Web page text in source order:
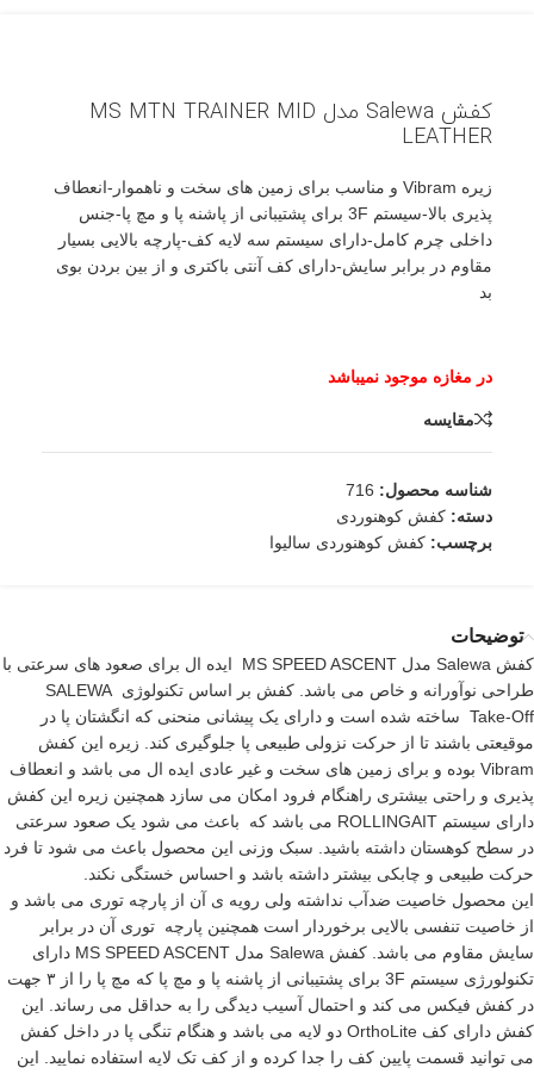
کفش Salewa مدل MS MTN TRAINER MID
LEATHER
زیره Vibram و مناسب برای زمین های سخت و ناهموار-انعطاف
پذیری بالا-سیستم 3F برای پشتیبانی از پاشنه پا و مچ پا-جنس
داخلی چرم کامل-دارای سیستم سه لایه کف-پارچه بالایی بسیار
مقاوم در برابر سایش-دارای کف آنتی باکتری و از بین بردن بوی
بد
مقایسه
شناسه محصول: 716
دسته: کفش کوهنوردی
برچسب: کفش کوهنوردی سالیوا
توضیحات
کفش Salewa مدل MS SPEED ASCENT ایده ال برای صعود های سرعتی با
طراحی نوآورانه و خاص می باشد. کفش بر اساس تکنولوژی SALEWA
Take-Off ساخته شده است و دارای یک پیشانی منحنی که انگشتان پا در
موقیعتی باشند تا از حرکت نزولی طبیعی پا جلوگیری کند. زیره این کفش
Vibram بوده و برای زمین های سخت و غیر عادی ایده ال می باشد و انعطاف
پذیری و راحتی بیشتری راهنگام فرود امکان می سازد همچنین زیره این کفش
دارای سیستم ROLLINGAIT می باشد که باعث می شود یک صعود سرعتی
در سطح کوهستان داشته باشید. سبک وزنی این محصول باعث می شود تا فرد
حرکت طبیعی و چابکی بیشتر داشته باشد و احساس خستگی نکند.
این محصول خاصیت ضدآب نداشته ولی رویه ی آن از پارچه توری می باشد و
از خاصیت تنفسی بالایی برخوردار است همچنین پارچه توری آن در برابر
سایش مقاوم می باشد. کفش Salewa مدل MS SPEED ASCENT دارای
تکنولورژی سیستم 3F برای پشتیبانی از پاشنه پا و مچ پا که مچ پا را از ۳ جهت
در کفش فیکس می کند و احتمال آسیب دیدگی را به حداقل می رساند. این
کفش دارای کف OrthoLite دو لایه می باشد و هنگام تنگی پا در داخل کفش
می توانید قسمت پایین کف را جدا کرده و از کف تک لایه استفاده نمایید. این